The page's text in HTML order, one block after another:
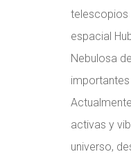
telescopios
espacial
Nebulosa
activas y
universo,